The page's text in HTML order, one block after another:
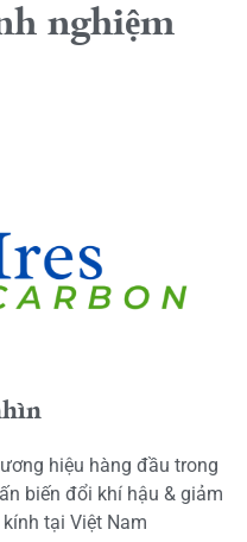
nghiệm
hiệu hàng đầu trong
biến đổi khí hậu & giảm
tại Việt Nam